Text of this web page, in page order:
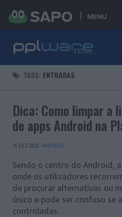
MENU
TAGS: ENTRADAS
Dica: Como limpar a
de apps Android na
31 DEZ 2020 · ANDROID
Sendo o centro do Android,
onde os utilizadores
de procurar alternativas ou
único e pode ser confuso se
controladas.